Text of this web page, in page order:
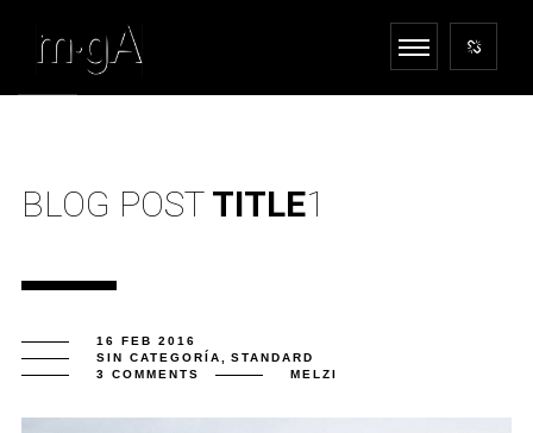
BLOG POST TITLE1
16 FEB 2016
SIN CATEGORÍA
STANDARD
3 COMMENTS
MELZI